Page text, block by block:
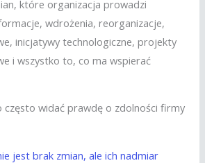
które organizacja prowadzi
wdrożenia, reorganizacje,
inicjatywy technologiczne, projekty
i wszystko to, co ma wspierać
często widać prawdę o zdolności firmy
jest brak zmian, ale ich nadmiar